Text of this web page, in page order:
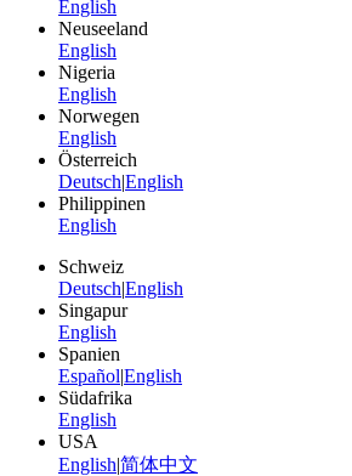
English
Neuseeland
English
Nigeria
English
Norwegen
English
Österreich
Deutsch|English
Philippinen
English
Schweiz
Deutsch|English
Singapur
English
Spanien
Español|English
Südafrika
English
USA
English|简体中文